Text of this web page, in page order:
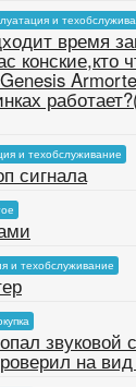
и
время
конские,кто
и техобслуживание
сигнала
и техобслуживание
звуковой
на